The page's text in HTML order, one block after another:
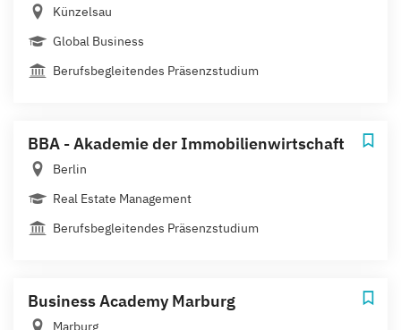
Künzelsau
Global Business
Berufsbegleitendes Präsenzstudium
BBA - Akademie der Immobilienwirtschaft
Berlin
Real Estate Management
Berufsbegleitendes Präsenzstudium
Business Academy Marburg
Marburg